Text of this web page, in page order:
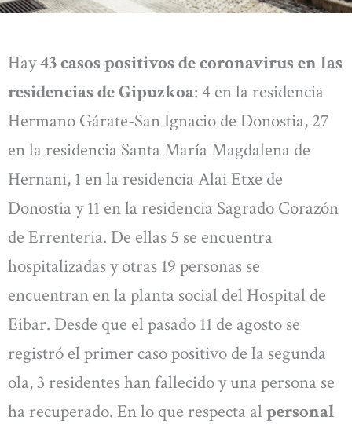
Hay43 casos positivos de coronavirus en las
residencias de Gipuzkoa: 4 en la residencia
Hermano Gárate-San Ignacio de Donostia, 27
en la residencia Santa María Magdalena de
Hernani, 1 en la residencia Alai Etxe de
Donostia y 11 en la residencia Sagrado Corazón
de Errenteria. De ellas 5 se encuentra
hospitalizadas y otras 19 personas se
encuentran en la planta social del Hospital de
Eibar. Desde que el pasado 11 de agosto se
registró el primer caso positivo de la segunda
ola, 3 residentes han fallecido y una persona se
ha recuperado. En lo que respecta al personal